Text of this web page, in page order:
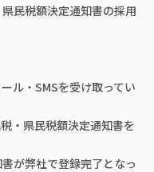
民税額決定通知書の採用
ル・SMSを受け取ってい
・県民税額決定通知書を
が弊社で登録完了となっ